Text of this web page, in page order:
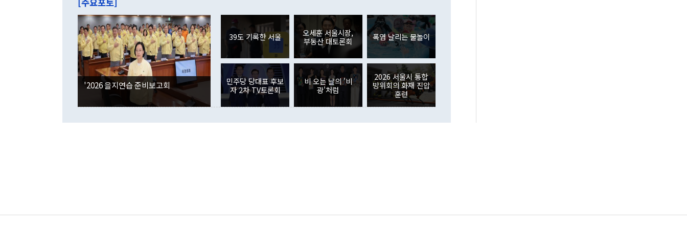
이 9월 러시아 블라디보스토크에서 열리는 '동방경제포럼(EEF)'을 언급하
며 "정부 차원에서 (참석을) 검토하고 있다"고 발언한 데 대해서도 조 장관
은 "그것은 외교부의 몫"이라며 "아직 거기까지 진도가 나가지 않았다"고
잘랐다. 정 장관이 이날 소개한 대북 구상과 설명은 정부 내 조율을 거치지
않았다는 점에서 문제가 있다. 특히 주적 표현 대체와 국호 사용, 9·19 군
사합의 복원, 4자회담 추진 등은 통일부 장관이 결정할 사안이 아니어서 월
권이라는 지적이 나오고 있다. 이 대통령은 정 장관의 업무보고를 듣고 난
뒤 "여기 업무보고에 발표했다고 승인난 건 아니다"라고 재차 확인했다. 정
부의 한 소식통은 "정 장관의 발언 내용은 대부분 국가안전보장회의(NSC)
를 거쳐 결정된 사안이 아닌 정 장관의 개인적 생각에 가깝다"며 "안보 관
련 부처 장관이 정부의 공식 정책이 아닌 사안을 추진하겠다고 업무보고를
하고 대통령의 면전에서 '국군통수권자가 나서야 한다'고 주장한 것은 심각
이나 미국은 북한에 선비핵화를 공식적으로 요구한 적이 없기 때문이다. 지
였던 올해 3월(369억9000만달러)을 넘어선 것이다. 직접투자에서는 내국
인의 해외투자가 80억1000만달러, 외국인의 국내투자가 46억3000만달러
각각 증가했다. 증권투자에서는 외국인의 국내 주식 매도세가 이어졌다. 외
국인의 국내 주식 투자는 차익실현 매도 등의 영향으로 316억1000만달러
감소하며 전월(-310억5000만달러)에 이어 역대 최대 순매도 기록을 다시
경신했다. 외국인의 국내 채권투자는 세계국채지수(WGBI) 자금 유입에도
분기 말 만기도래 영향으로 증가 폭이 줄어든 52억9000만달러를 기록했
다. 내국인의 해외 증권투자는 주식을 중심으로 35억6000만달러 증가했
다. eoyn2@newspim.com
'2026 을지연습 준비보고회
39도 기록한 서울
오세훈 서울시장,
부동산 대토론회
폭염 날리는 물놀이
민주당 당대표 후보
자 2차 TV토론회
비 오는 날의 '비
광'처럼
2026 서울시 통합
방위회의 화재 진압
훈련